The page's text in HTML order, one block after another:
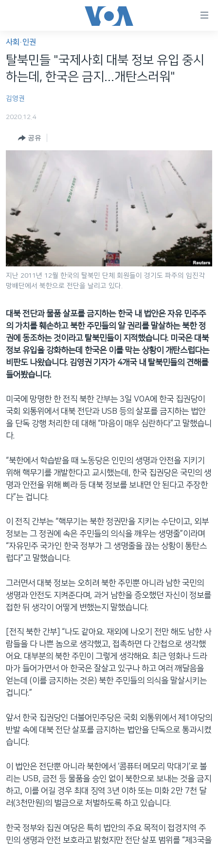
가
능
링
인
비
게
이
션
으
이
동
검
색
으
로
등
세계
라디오
프로그램
주파수 안내
언어 선택
사회·인권
탈북민들 "국제사회 대북 정보 유입 중시
하는데, 한국은 금지...개탄스러워"
김영권
2020.12.4
공유
지난 2011년 12월 한국의 탈북민 단체 회원들이 경기도 파주의 임진각
망배단에서 북한으로 전단을 날리고 있다.
대북 전단과 물품 살포를 금지하는 한국 내 법안은 자유 민주주
의 가치를 훼손하고 북한 주민들의 알 권리를 말살하는 북한 정
권에 동조하는 것이라고 탈북민들이 지적했습니다. 미국은 대북
정보 유입을 강화하는데 한국은 이를 막는 상황이 개탄스럽다는
비판도 나왔습니다. 김영권 기자가 4개국 내 탈북민들의 견해를
들어봤습니다.
미국에 망명한 한 전직 북한 간부는 3일 VOA에 한국 집권당이
국회 외통위에서 대북 전단과 USB 등의 살포를 금지하는 법안
을 단독 강행 처리한 데 대해 “마음이 매우 심란하다”고 말했습니
다.
“북한에서 학습받을 때 노동당은 인민의 생명과 안전을 지키기
위해 핵무기를 개발한다고 교시했는데, 한국 집권당은 국민의 생
명과 안전을 위해 삐라 등 대북 정보를 보내면 안 된다고 주장한
다”는 겁니다.
이 전직 간부는 “핵무기는 북한 정권만을 지키는 수단이고, 외부
정보는 그 정권에 속은 주민들의 의식을 깨우는 생명줄”이라며
“자유민주 국가인 한국 정부가 그 생명줄을 끊는 상황이 통탄스
럽다”고 말했습니다.
그러면서 대북 정보는 오히려 북한 주민뿐 아니라 남한 국민의
생명과 안전도 지켜준다며, 과거 남한을 증오했던 자신이 정보를
접한 뒤 생각이 어떻게 변했는지 말했습니다.
[전직 북한 간부] “나도 같아요. 재외에 나오기 전만 해도 남한 사
람들을 다 나쁜 놈으로 생각했고, 접촉하면 다 간첩으로 생각했
어요. 대부분의 북한 주민이 그렇게 생각해요. 최근 영화나 드라
마가 들어가면서 아 한국은 잘살고 있구나 하고 여러 깨달음을
얻는데 (이를 금지하는 것은) 북한 주민들의 의식을 말살시키는
겁니다.”
앞서 한국 집권당인 더불어민주당은 국회 외통위에서 제1야당의
반발 속에 대북 전단 살포를 금지하는 법안을 단독으로 통과시켰
습니다.
이 법안은 전단뿐 아니라 북한에서 ‘콤퓨터 메모리 막대기’로 불
리는 USB, 금전 등 물품을 승인 없이 북한으로 보내는 것을 금지
하고, 이를 어길 경우 최대 징역 3년 이하 또는 미화 2만 7천 달
러(3천만원)의 벌금으로 처벌하도록 하고 있습니다.
한국 정부와 집권 여당은 특히 법안의 주요 목적이 접경지역 주
민의 생명과 안전 보호라고 밝혔지만 전단 살포 범위를 “제3국을